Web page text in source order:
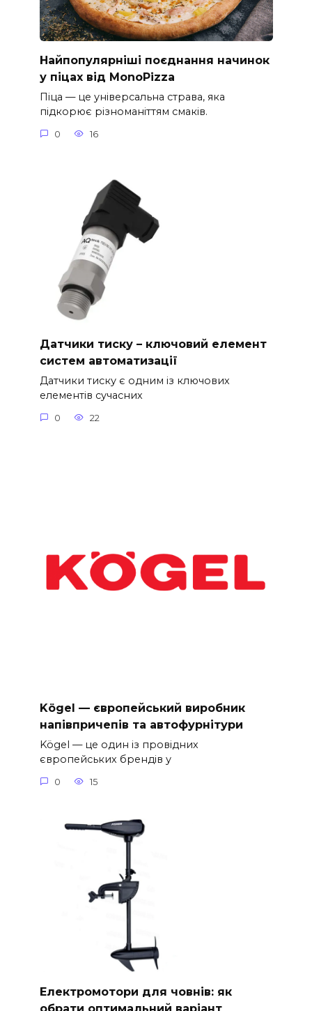
Найпопулярніші поєднання начинок
у піцах від MonoPizza
Піца — це універсальна страва, яка
підкорює різноманіттям смаків.
0 16
Датчики тиску – ключовий елемент
систем автоматизації
Датчики тиску є одним із ключових
елементів сучасних
0 22
Kögel — європейський виробник
напівпричепів та автофурнітури
Kögel — це один із провідних
європейських брендів у
0 15
Електромотори для човнів: як
обрати оптимальний варіант